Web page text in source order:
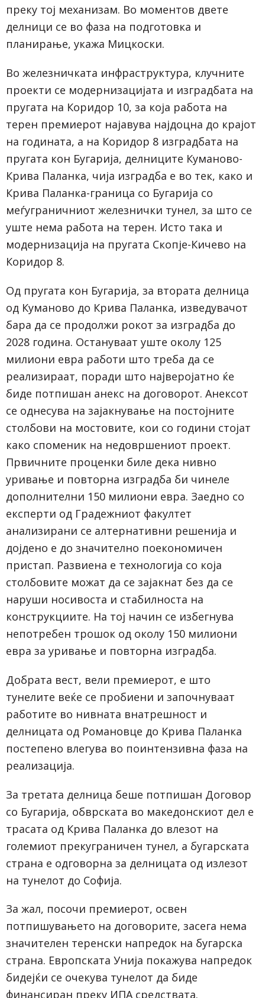
преку тој механизам. Во моментов двете
делници се во фаза на подготовка и
планирање, укажа Мицкоски.
Во железничката инфраструктура, клучните
проекти се модернизацијата и изградбата на
пругата на Коридор 10, за која работа на
терен премиерот најавува најдоцна до крајот
на годината, а на Коридор 8 изградбата на
пругата кон Бугарија, делниците Куманово-
Крива Паланка, чија изградба е во тек, како и
Крива Паланка-граница со Бугарија со
меѓуграничниот железнички тунел, за што се
уште нема работа на терен. Исто така и
модернизација на пругата Скопје-Кичево на
Коридор 8.
Од пругата кон Бугарија, за втората делница
од Куманово до Крива Паланка, изведувачот
бара да се продолжи рокот за изградба до
2028 година. Остануваат уште околу 125
милиони евра работи што треба да се
реализираат, поради што најверојатно ќе
биде потпишан анекс на договорот. Анексот
се однесува на зајакнување на постојните
столбови на мостовите, кои со години стојат
како споменик на недовршениот проект.
Првичните проценки биле дека нивно
уривање и повторна изградба би чинеле
дополнителни 150 милиони евра. Заедно со
експерти од Градежниот факултет
анализирани се алтернативни решенија и
дојдено е до значително поекономичен
пристап. Развиена е технологија со која
столбовите можат да се зајакнат без да се
наруши носивоста и стабилноста на
конструкциите. На тој начин се избегнува
непотребен трошок од околу 150 милиони
евра за уривање и повторна изградба.
Добрата вест, вели премиерот, е што
тунелите веќе се пробиени и започнуваат
работите во нивната внатрешност и
делницата од Романовце до Крива Паланка
постепено влегува во поинтензивна фаза на
реализација.
За третата делница беше потпишан Договор
со Бугарија, обврската во македонскиот дел е
трасата од Крива Паланка до влезот на
големиот прекуграничен тунел, а бугарската
страна е одговорна за делницата од излезот
на тунелот до Софија.
За жал, посочи премиерот, освен
потпишувањето на договорите, засега нема
значителен теренски напредок на бугарска
страна. Европската Унија покажува напредок
бидејќи се очекува тунелот да биде
финансиран преку ИПА средствата.